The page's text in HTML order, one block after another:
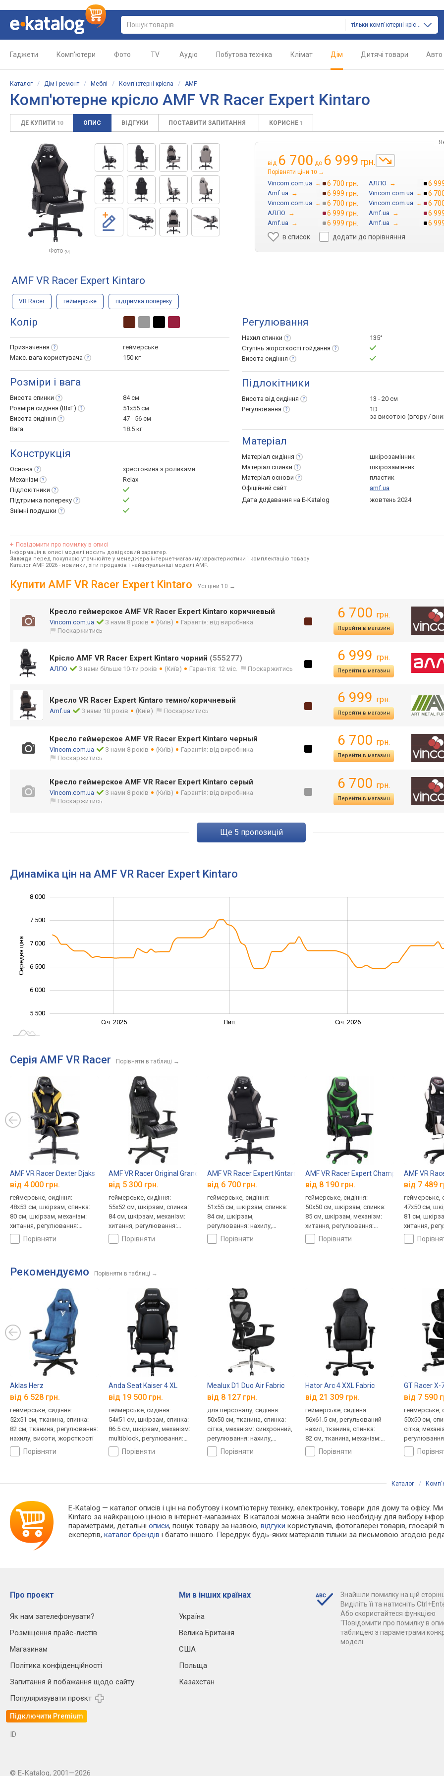
тільки комп'ютерні крісла
Гаджети Комп'ютери Фото TV Аудіо Побутова техніка Клімат Дім Дитячі товари Авто
Каталог / Дім і ремонт / Меблі / Комп'ютерні крісла / AMF
Комп'ютерне крісло AMF VR Racer Expert Kintaro
ДЕ КУПИТИ 10 ОПИС ВІДГУКИ ПОСТАВИТИ ЗАПИТАННЯ КОРИСНЕ 1
Фото 24
від 6 700 до 6 999 грн.
Порівняти ціни 10 →
Vincom.com.ua → 6 700 грн. АЛЛО → 6
Amf.ua → 6 999 грн. Vincom.com.ua → 6
Vincom.com.ua → 6 700 грн. Vincom.com.ua → 6
АЛЛО → 6 999 грн. Amf.ua → 6
Amf.ua → 6 999 грн. Amf.ua →
6
в список
додати до порівняння
AMF VR Racer Expert Kintaro
VR Racer геймерське підтримка попереку
Колір
Призначення
геймерське
Макс. вага користувача 150 кг
Розміри і вага
Висота спинки
84 см
Розміри сидіння (ШхГ)
51x55 см
Висота сидіння
47 - 56 см
Вага
18.5 кг
Конструкція
Основа
хрестовина з роликами
Механізм
Relax
Підлокітники
Підтримка попереку
Знімні подушки
Регулювання
Нахил спинки
135°
Ступінь жорсткості гойдання
Висота сидіння
Підлокітники
Висота від сидіння
13 - 20 см
Регулювання
1D
за висотою (вгору /
Матеріал
Матеріал сидіння
шкірозамінник
Матеріал спинки
шкірозамінник
Матеріал основи
пластик
Офіційний сайт
amf.ua
Дата додавання на E-Katalog
жовтень 2024
Повідомити про помилку в описі
Інформація в описі моделі носить довідковий характер.
Завжди перед покупкою уточнюйте у менеджера інтернет-магазину характеристики і комплектацію товару
Каталог AMF 2026 - новинки, хіти продажів і найактуальніші моделі AMF.
Купити AMF VR Racer Expert Kintaro Усі ціни 10 →
Кресло геймерское AMF VR Racer Expert Kintaro коричневый
Vincom.com.ua З нами 8 років (Київ)
Гарантія: від виробника
Поскаржитись
6 700 грн.
Перейти в магазин
Крісло AMF VR Racer Expert Kintaro чорний (555277)
АЛЛО З нами більше 10-ти років (Київ) Гарантія: 12 міс. Поскаржитись
6 999 грн.
Перейти в магазин
Кресло VR Racer Expert Kintaro темно/коричневый
Amf.ua З нами 10 років (Київ) Поскаржитись
6 999 грн.
Перейти в магазин
Кресло геймерское AMF VR Racer Expert Kintaro черный
Vincom.com.ua З нами 8 років (Київ)
Гарантія: від виробника
Поскаржитись
6 700 грн.
Перейти в магазин
Кресло геймерское AMF VR Racer Expert Kintaro серый
Vincom.com.ua З нами 8 років (Київ)
Гарантія: від виробника
Поскаржитись
6 700 грн.
Перейти в магазин
ще 5 пропозицій
Динаміка цін на AMF VR Racer Expert Kintaro
Середня ціна
5 500
6 000
6 500
7 000
7 500
8 000
Січ. 2025 Лип. Січ. 2026
Серія AMF VR Racer Порівняти в таблиці →
AMF VR Racer Dexter Djaks
від 4 000 грн.
геймерське, сидіння:
48x53 см, шкірзам, спинка:
80 см, шкірзам, механізм:
хитання, регулювання:
нахилу, висоти, жорсткості
порівняти
AMF VR Racer Original Grand
від 5 300 грн.
геймерське, сидіння:
55x52 см, шкірзам, спинка:
84 см, шкірзам, механізм:
хитання, регулювання:
нахилу, висоти, жорсткості
порівняти
AMF VR Racer Expert Kintaro
від 6 700 грн.
геймерське, сидіння:
51x55 см, шкірзам, спинка:
84 см, шкірзам,
регулювання: нахилу,
висоти, жорсткості
порівняти
AMF VR Racer Expert Champion
від 8 190 грн.
геймерське, сидіння:
50x50 см, шкірзам, спинка:
85 см, шкірзам, механізм:
хитання, регулювання:
нахилу, висоти, жорсткості
порівняти
AMF VR
від 7 489
геймерське,
47x50 см,
81 см,
хитання,
нахилу,
Рекомендуємо Порівняти в таблиці →
Aklas Herz
від 6 528 грн.
геймерське, сидіння:
52x51 см, тканина, спинка:
82 см, тканина, регулювання:
нахилу, висоти, жорсткості
порівняти
Anda Seat Kaiser 4 XL
від 19 500 грн.
геймерське, сидіння:
54x51 см, шкірзам, спинка:
86.5 см, шкірзам, механізм:
multiblock, регулювання:
нахилу, висоти, жорсткості
порівняти
Mealux D1 Duo Air Fabric
від 8 127 грн.
для персоналу, сидіння:
50x50 см, тканина, спинка:
сітка, механізм: синхронний,
регулювання: нахилу,
висоти, глибини, жорсткості
порівняти
Hator Arc 4 XXL Fabric
від 21 309 грн.
геймерське, сидіння:
56x61.5 см, регульований
нахил, тканина, спинка:
82 см, тканина, механізм:
синхронний, регулювання:
нахилу, висоти, глибини,
порівняти
GT Racer X-
від 7 590
геймерське,
50x50 см,
сітка,
висоти,
Каталог /
E-Katalog — каталог описів і цін на побутову і комп'ютерну техніку, електроніку, товари для дому та офісу.
Kintaro за найкращою ціною в інтернет-магазинах. В каталозі можна знайти всю необхідну для вибору
параметрами, детальніописи, пошук товару за назвою,відгуки користувачів, фотогалереї товарів, глосарій
експертів,каталог брендів і багато іншого. Передрук будь-яких матеріалів тільки за письмовою згодою
Про проєкт
Як нам зателефонувати?
Розміщення прайс-листів
Магазинам
Політика конфіденційності
Запитання й побажання щодо сайту
Популяризувати проєкт
Підключити Premium
Ми в інших країнах
Україна
Велика Британія
США
Польща
Казахстан
Знайшли помилку на цій
Виділіть її та натисніть
Або скористайтеся функцією
"Повідомити про помилку в
таблицею з параметрами
моделі.
ID
© E-Katalog, 2001—2026